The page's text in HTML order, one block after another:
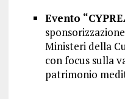
Evento
Ministeri della
con focus sulla
patrimonio